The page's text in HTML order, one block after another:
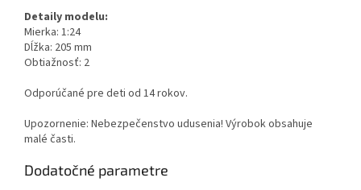
Detaily modelu:
Mierka: 1:24
Dĺžka: 205 mm
Obtiažnosť: 2
Odporúčané pre deti od 14 rokov.
Upozornenie: Nebezpečenstvo udusenia! Výrobok obsahuje
malé časti.
Dodatočné parametre